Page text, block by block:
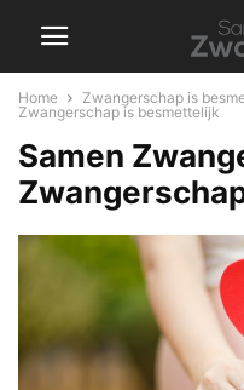
Home Zwangerschap is
Zwangerschap is besmettelijk
Samen